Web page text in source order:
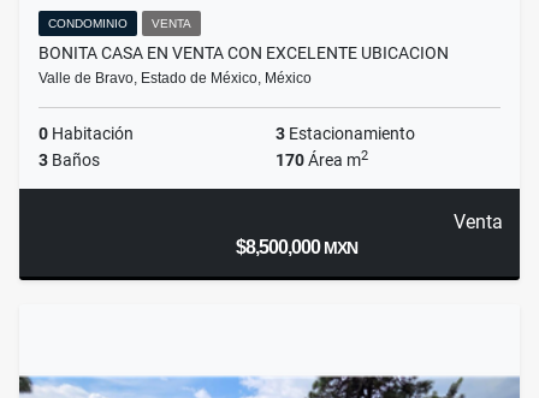
CONDOMINIO VENTA
BONITA CASA EN VENTA CON EXCELENTE UBICACION
Valle de Bravo, Estado de México, México
0 Habitación 3 Estacionamiento
3 Baños 170Área m2
Venta
$8,500,000MXN